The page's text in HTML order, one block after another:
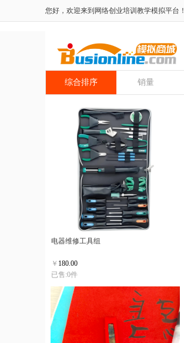
您好，欢迎来到网络创业培训教学模拟平台！
综合排序 销量
电器维修工具组
￥ 180.00
已售:0件